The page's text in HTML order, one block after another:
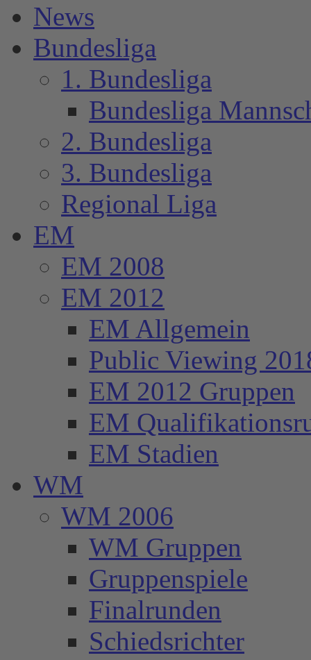
News
Bundesliga
1. Bundesliga
Bundesliga
2. Bundesliga
3. Bundesliga
Regional Liga
EM
EM 2008
EM 2012
EM Allgemein
Public Viewing
EM 2012 Gruppen
EM
EM Stadien
WM
WM 2006
WM Gruppen
Gruppenspiele
Finalrunden
Schiedsrichter